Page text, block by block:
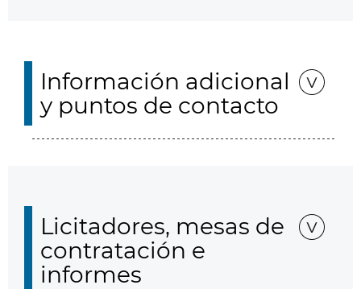
Información adicional
y puntos de contacto
Licitadores, mesas de
contratación e
informes